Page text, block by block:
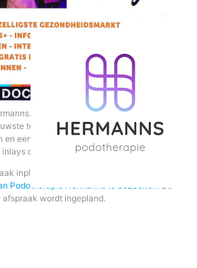
Sluys overgenomen.
andere gespecialiseerd in Diabetes. Heeft
het jaarlijkse voetenonderzoek naar
Bij deze screening wordt er ook gekeken
bij onder andere de medisch pedicure.
zorg, aandacht en innovatie centraal. Ze
stap in voetzorg: 3D-printing van inlays, een
Bij Podotherapie Hermanns wordt
technologieën, waaronder een
een drukmeetplaat met sensoren. Zij
op maat produceren.
inplannen bij Podotherapie Hermanns in
Podotherapie Hermanns te bezoeken
wordt ingepland.